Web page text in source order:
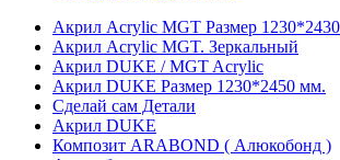
Акрил Acrylic MGT Размер
Акрил Acrylic MGT. Зеркальный
Акрил DUKE / MGT Acrylic
Акрил DUKE Размер 1230*2450 мм.
Сделай сам Детали
Акрил DUKE
Композит ARABOND ( Алюкобонд )